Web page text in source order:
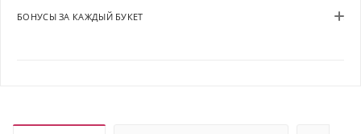
БОНУСЫ ЗА КАЖДЫЙ БУКЕТ